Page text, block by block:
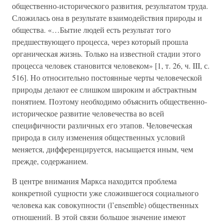
общественно-исторического развития, результатом труда.
Сложилась она в результате взаимодействия природы и
общества. «…Бытие людей есть результат того
предшествующего процесса, через который прошла
органическая жизнь. Только на известной стадии этого
процесса человек становится человеком» [1, т. 26, ч. III, с.
516]. Но относительно постоянные черты человеческой
природы делают ее слишком широким и абстрактным
понятием. Поэтому необходимо объяснить общественно-
историческое развитие человечества во всей
специфичности различных его этапов. Человеческая
природа в силу изменения общественных условий
меняется, дифференцируется, насыщается иным, чем
прежде, содержанием.
В центре внимания Маркса находится проблема
конкретной сущности уже сложившегося социального
человека как совокупности (l’ensemble) общественных
отношений. В этой связи большое значение имеют